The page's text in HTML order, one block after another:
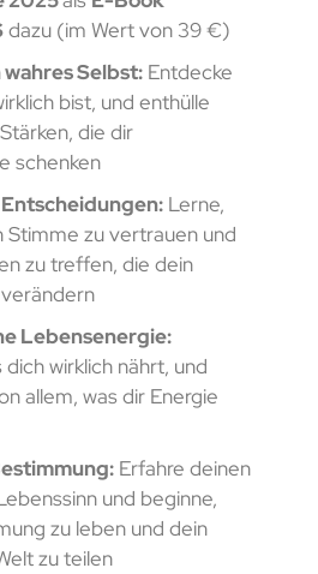
dazu (im Wert von 39 €)
Selbst:Entdecke
bist, und enthülle
die dir
schenken
Lerne,
Stimme zu vertrauen und
zu treffen, die dein
Lebensenergie:
wirklich nährt, und
allem, was dir Energie
Erfahre deinen
und beginne,
zu leben und dein
zu teilen